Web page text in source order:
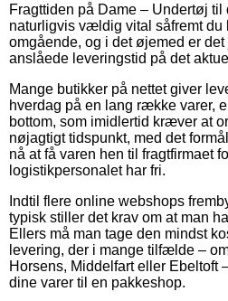
Fragttiden på Dame – Undertøj til
naturligvis vældig vital såfremt du
omgående, og i det øjemed er
anslåede leveringstid på det
Mange butikker på nettet giver
hverdag på en lang række varer,
bottom, som imidlertid kræver at
nøjagtigt tidspunkt, med det
nå at få varen hen til fragtfirmaet
logistikpersonalet har fri.
Indtil flere online webshops
typisk stiller det krav om at man
Ellers må man tage den mindst
levering, der i mange tilfælde –
Horsens, Middelfart eller Ebeltoft
dine varer til en pakkeshop.